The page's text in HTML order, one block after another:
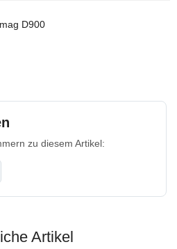
D900
zu diesem Artikel:
Artikel